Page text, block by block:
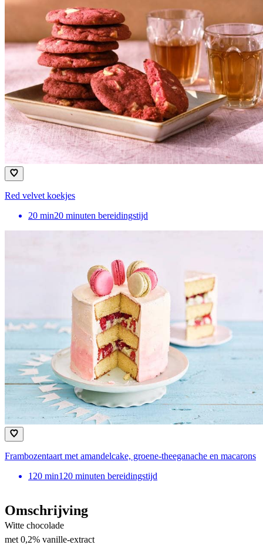
Red velvet koekjes
20 min20 minuten bereidingstijd
Frambozentaart met amandelcake, groene-theeganache en macarons
120 min120 minuten bereidingstijd
Omschrijving
Witte chocolade
met 0,2% vanille-extract